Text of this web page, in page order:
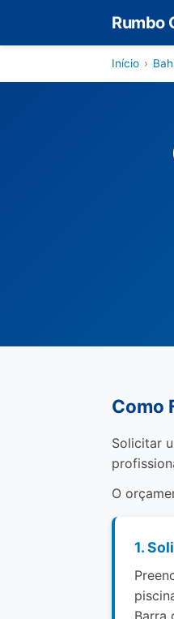
Rumbo
Início ›
Como
Solicitar
O
1.
Barra